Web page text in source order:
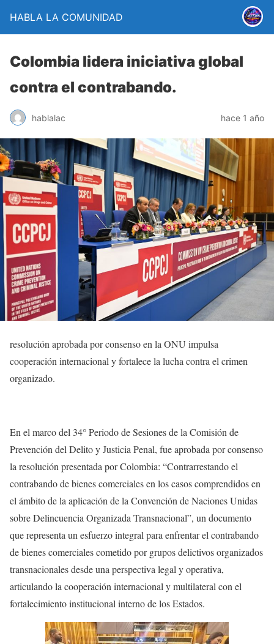
HABLA LA COMUNIDAD
Colombia lidera iniciativa global
contra el contrabando.
hablalac hace 1 año
resolución aprobada por consenso en la ONU impulsa
cooperación internacional y fortalece la lucha contra el crimen
organizado.
En el marco del 34° Periodo de Sesiones de la Comisión de
Prevención del Delito y Justicia Penal, fue aprobada por consenso
la resolución presentada por Colombia: “Contrarrestando el
contrabando de bienes comerciales en los casos comprendidos en
el ámbito de la aplicación de la Convención de Naciones Unidas
sobre Delincuencia Organizada Transnacional”, un documento
que representa un esfuerzo integral para enfrentar el contrabando
de bienes comerciales cometido por grupos delictivos organizados
transnacionales desde una perspectiva legal y operativa,
articulando la cooperación internacional y multilateral con el
fortalecimiento institucional interno de los Estados.